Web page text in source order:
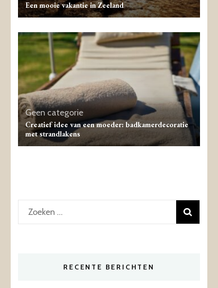
Een mooie vakantie in Zeeland
Geen categorie
Creatief idee van een moeder: badkamerdecoratie
met strandlakens
Zoeken
naar:
RECENTE BERICHTEN